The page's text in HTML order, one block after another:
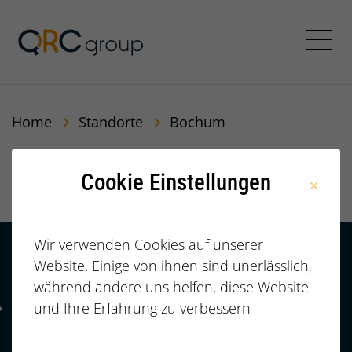
QRC Personalberatung
Home Standorte Bochum
Bochum
Kontakt
+49 (0)
911/23733277
Telefonnummer: 4 9 0 9 1 1 2 3 7 3 3 2 7 7
HÄUFIGE FRAGEN |
FAQ
Cookie Einstellungen
Wir verwenden Cookies auf unserer
Website. Einige von ihnen sind unerlässlich,
während andere uns helfen, diese Website
und Ihre Erfahrung zu verbessern